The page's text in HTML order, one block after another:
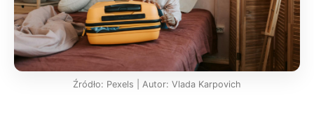
Źródło: Pexels | Autor: Vlada Karpovich